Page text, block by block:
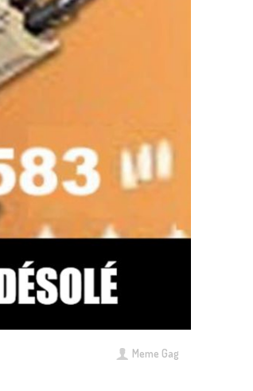
Meme Gag